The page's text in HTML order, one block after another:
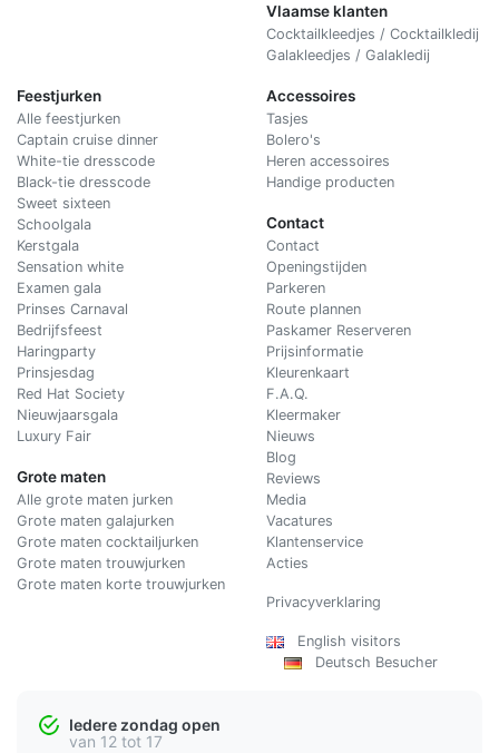
Vlaamse klanten
Cocktailkleedjes / Cocktailkledij
Galakleedjes / Galakledij
Feestjurken
Alle feestjurken
Captain cruise dinner
White-tie dresscode
Black-tie dresscode
Sweet sixteen
Schoolgala
Kerstgala
Sensation white
Examen gala
Prinses Carnaval
Bedrijfsfeest
Haringparty
Prinsjesdag
Red Hat Society
Nieuwjaarsgala
Luxury Fair
Grote maten
Alle grote maten jurken
Grote maten galajurken
Grote maten cocktailjurken
Grote maten trouwjurken
Grote maten korte trouwjurken
Accessoires
Tasjes
Bolero's
Heren accessoires
Handige producten
Contact
Contact
Openingstijden
Parkeren
Route plannen
Paskamer Reserveren
Prijsinformatie
Kleurenkaart
F.A.Q.
Kleermaker
Nieuws
Blog
Reviews
Media
Vacatures
Klantenservice
Acties
Privacyverklaring
English visitors
Deutsch Besucher
Iedere zondag open
van 12 tot 17